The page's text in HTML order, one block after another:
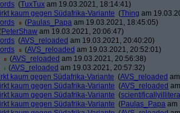
(TuxTux am 19.03.2021, 18:14:41)
kaum gegen Südafrika-Variante (Thing am
(Paulas_Papa am 19.03.2021, 18:45:05)
PeterShaw am 19.03.2021, 20:06:47)
(AVS_reloaded am 19.03.2021, 20:40:20)
(AVS_reloaded am 19.03.2021, 20:52:01)
(AVS_reloaded am 19.03.2021, 20:56:38)
(AVS_reloaded am 19.03.2021, 20:57:32)
kaum gegen Südafrika-Variante (AVS_reloaded
kaum gegen Südafrika-Variante (AVS_reloaded
kaum gegen Südafrika-Variante (
kaum gegen Südafrika-Variante (Paulas_Papa am